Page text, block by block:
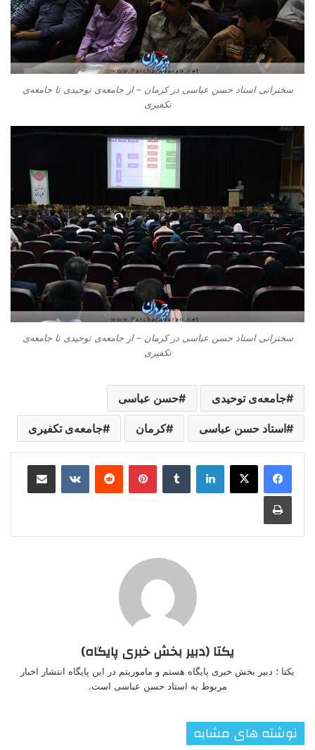
سخنرانی استاد حسن عباسی در کرمان – از جامعه‌ی توحیدی تا جامعه‌ی
تکفیری
سخنرانی استاد حسن عباسی در کرمان – از جامعه‌ی توحیدی تا جامعه‌ی
تکفیری
جامعه‌ی توحیدی حسن عباسی
استاد حسن عباسی کرمان جامعه‌ی تکفیری
لینکدین ‫تامبلر ‫پین‌ترست‫رددیت ‫VKontakteاشتراک گذاری از طریق ایمیل
چاپ
یکتا (دبیر بخش خبری پایگاه)
یکتا ؛ دبیر بخش خبری پایگاه هستم و ماموریتم در این پایگاه انتشار اخبار
مربوط به استاد حسن عباسی است.
نوشته های مشابه